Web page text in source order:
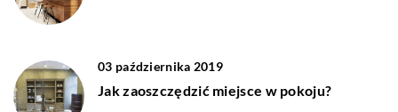
03 października 2019
Jak zaoszczędzić miejsce w pokoju?